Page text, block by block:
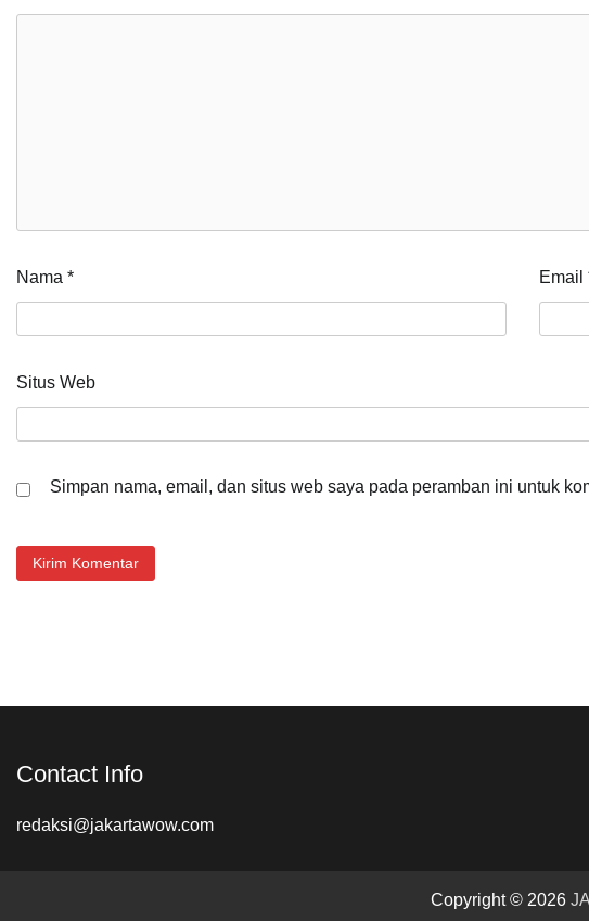
Nama * Email
Situs Web
Simpan nama, email, dan situs web saya pada peramban ini untuk
Contact Info
redaksi@jakartawow.com
Copyright © 2026